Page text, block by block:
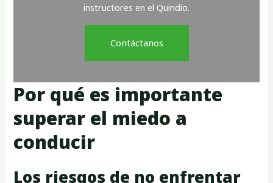
instructores en el Quindío.
Contáctanos
Por qué es importante
superar el miedo a
conducir
Los riesgos de no enfrentar